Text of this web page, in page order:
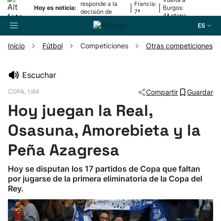
Hoy es noticia:
responde a la
decisión de
Oriamendi
Francia:
7ª
Burgos:
4ª etapa
ES
Fútbol
Pelota
Remo
Baloncesto
Ciclismo
Inicio Fútbol Competiciones Otras competiciones
Escuchar
COPA, 1/64 Compartir Guardar
Hoy juegan la Real,
Osasuna, Amorebieta y la
Peña Azagresa
Hoy se disputan los 17 partidos de Copa que faltan
por jugarse de la primera eliminatoria de la Copa del
Rey.